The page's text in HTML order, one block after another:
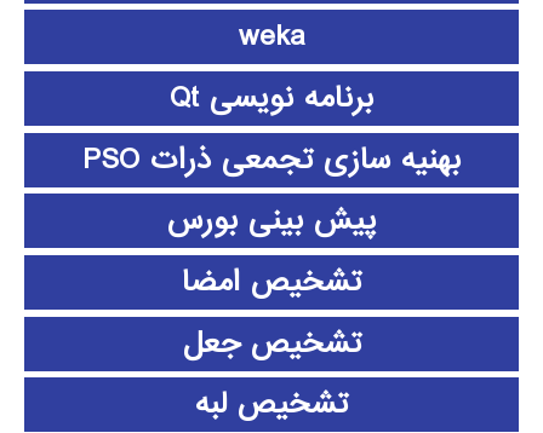
weka
برنامه نویسی Qt
بهنیه سازی تجمعی ذرات PSO
پیش بینی بورس
تشخیص امضا
تشخیص جعل
تشخیص لبه